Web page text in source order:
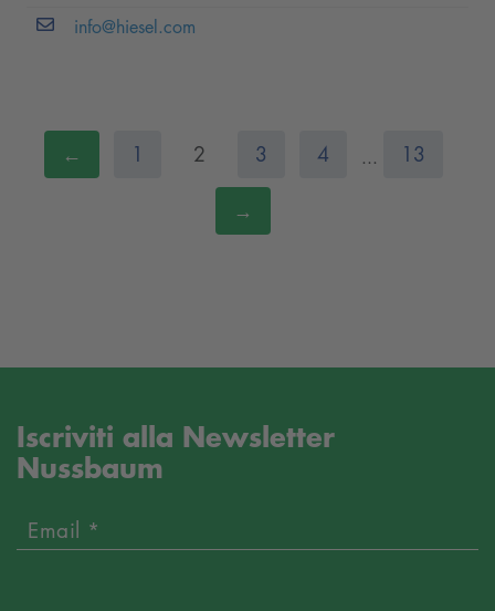
info@hiesel.com
← 1 2 3 4 ... 13
→
Iscriviti alla Newsletter
Nussbaum
Email *